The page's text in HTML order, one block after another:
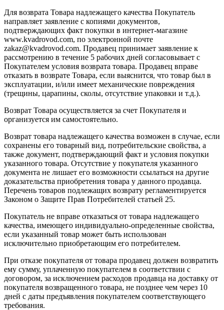
Для возврата Товара надлежащего качества Покупатель
направляет заявление с копиями документов,
подтверждающих факт покупки в интернет-магазине
www.kvadrovod.com, по электронной почте
zakaz@kvadrovod.com. Продавец принимает заявление к
рассмотрению в течение 5 рабочих дней согласовывает с
Покупателем условия возврата товара. Продавец вправе
отказать в возврате Товара, если выяснится, что товар был в
эксплуатации, и/или имеет механические повреждения
(трещины, царапины, сколы, отсутствие упаковки и т.д.).
Возврат Товара осуществляется за счет Покупателя и
организуется им самостоятельно.
Возврат товара надлежащего качества возможен в случае, если
сохранены его товарный вид, потребительские свойства, а
также документ, подтверждающий факт и условия покупки
указанного товара. Отсутствие у покупателя указанного
документа не лишает его возможности ссылаться на другие
доказательства приобретения товара у данного продавца.
Перечень товаров подлежащих возврату регламентируется
Законом о Защите Прав Потребителей статьей 25.
Покупатель не вправе отказаться от товара надлежащего
качества, имеющего индивидуально-определенные свойства,
если указанный товар может быть использован
исключительно приобретающим его потребителем.
При отказе покупателя от товара продавец должен возвратить
ему сумму, уплаченную покупателем в соответствии с
договором, за исключением расходов продавца на доставку от
покупателя возвращенного товара, не позднее чем через 10
дней с даты предъявления покупателем соответствующего
требования.